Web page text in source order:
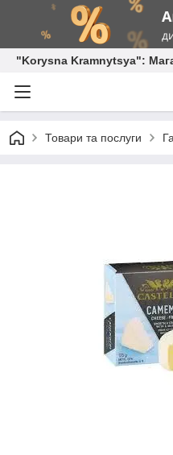
"Korysna Kramnytsya":
Товари та послуги